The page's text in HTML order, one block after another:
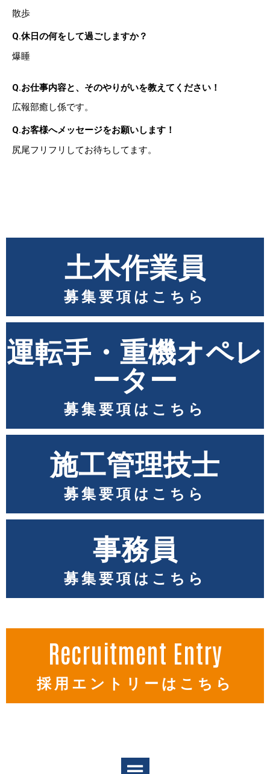
散歩
Q.休日の何をして過ごしますか？
爆睡
Q.お仕事内容と、そのやりがいを教えてください！
広報部癒し係です。
Q.お客様へメッセージをお願いします！
尻尾フリフリしてお待ちしてます。
土木作業員
募集要項はこちら
運転手・重機オペレ
ーター
募集要項はこちら
施工管理技士
募集要項はこちら
事務員
募集要項はこちら
Recruitment Entry
採用エントリーはこちら